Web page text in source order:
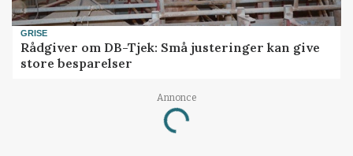
GRISE
Rådgiver om DB-Tjek: Små justeringer kan give
store besparelser
Annonce
Loading...